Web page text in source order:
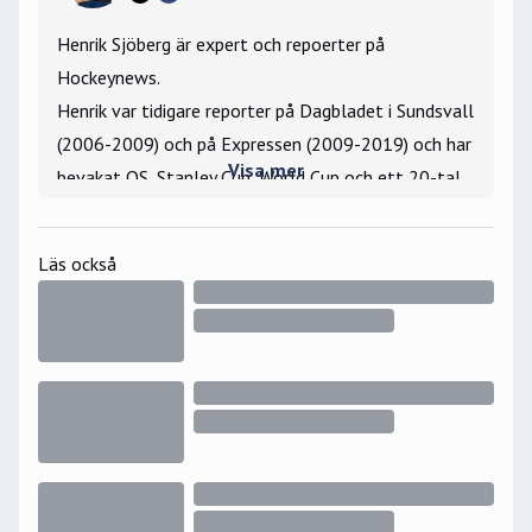
Henrik Sjöberg är expert och repoerter på
Hockeynews.
Henrik var tidigare reporter på Dagbladet i Sundsvall
(2006-2009) och på Expressen (2009-2019) och har
bevakat OS, Stanley Cup, World Cup och ett 20-tal
Larionov under gästspelet i Hockeyettan 2006.
Visa mer
Läs också